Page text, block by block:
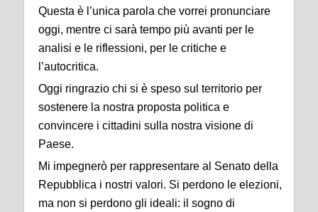
Questa è l’unica parola che vorrei pronunciare
oggi, mentre ci sarà tempo più avanti per le
analisi e le riflessioni, per le critiche e
l’autocritica.
Oggi ringrazio chi si è speso sul territorio per
sostenere la nostra proposta politica e
convincere i cittadini sulla nostra visione di
Paese.
Mi impegnerò per rappresentare al Senato della
Repubblica i nostri valori. Si perdono le elezioni,
ma non si perdono gli ideali: il sogno di